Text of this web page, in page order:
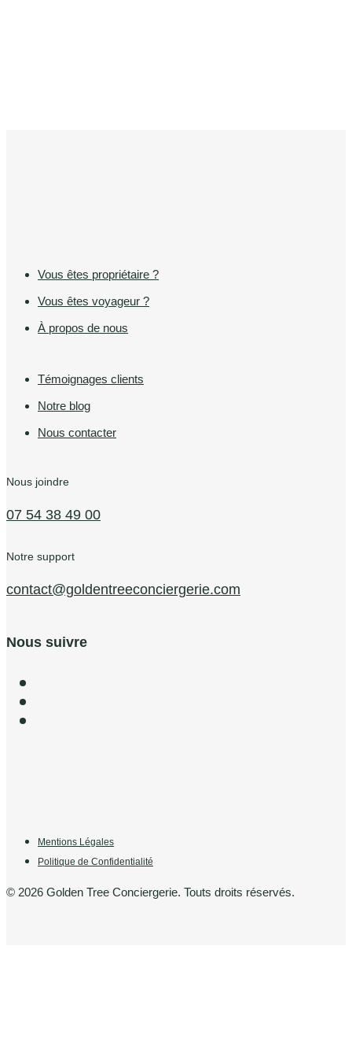
Vous êtes propriétaire ?
Vous êtes voyageur ?
À propos de nous
Témoignages clients
Notre blog
Nous contacter
Nous joindre
07 54 38 49 00
Notre support
contact@goldentreeconciergerie.com
Nous suivre
Mentions Légales
Politique de Confidentialité
© 2026 Golden Tree Conciergerie. Touts droits réservés.